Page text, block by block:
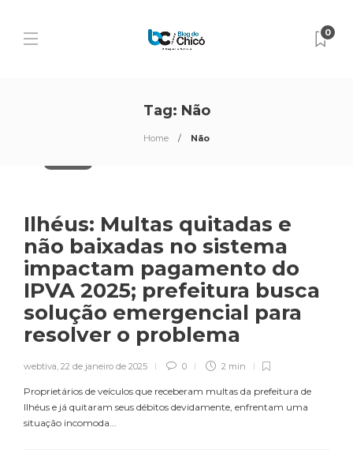
0
Tag: Não
Home Não
Ilhéus: Multas quitadas e
não baixadas no sistema
impactam pagamento do
IPVA 2025; prefeitura busca
solução emergencial para
resolver o problema
webtiva, 22 de janeiro de 2025 0 2 min
Proprietários de veículos que receberam multas da prefeitura de
Ilhéus e já quitaram seus débitos devidamente, enfrentam uma
situação incomoda...